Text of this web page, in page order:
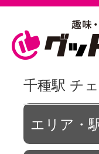
千種駅 チ
エリア・